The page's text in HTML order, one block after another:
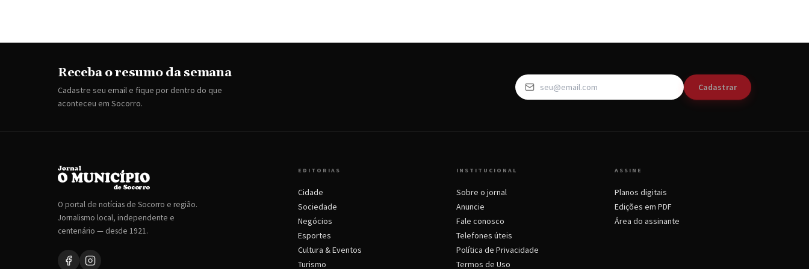
Receba o resumo da semana
Cadastre seu email e fique por dentro do que
aconteceu em Socorro.
Cadastrar
O portal de notícias de Socorro e região.
Jornalismo local, independente e
centenário — desde 1921.
EDITORIAS
Cidade
Sociedade
Negócios
Esportes
Cultura & Eventos
Turismo
INSTITUCIONAL
Sobre o jornal
Anuncie
Fale conosco
Telefones úteis
Política de Privacidade
Termos de Uso
ASSINE
Planos digitais
Edições em PDF
Área do assinante